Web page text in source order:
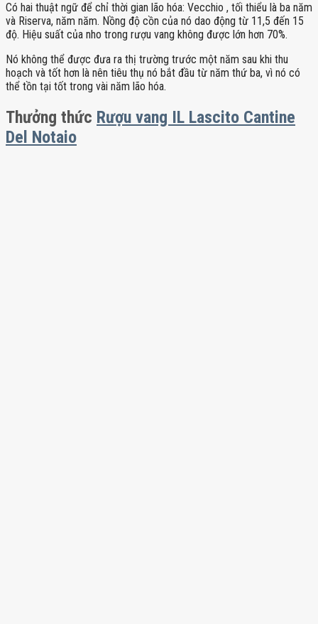
Có hai thuật ngữ để chỉ thời gian lão hóa: Vecchio , tối thiểu là ba năm
và Riserva, năm năm. Nồng độ cồn của nó dao động từ 11,5 đến 15
độ. Hiệu suất của nho trong rượu vang không được lớn hơn 70%.
Nó không thể được đưa ra thị trường trước một năm sau khi thu
hoạch và tốt hơn là nên tiêu thụ nó bắt đầu từ năm thứ ba, vì nó có
thể tồn tại tốt trong vài năm lão hóa.
Thưởng thức Rượu vang IL Lascito Cantine
Del Notaio